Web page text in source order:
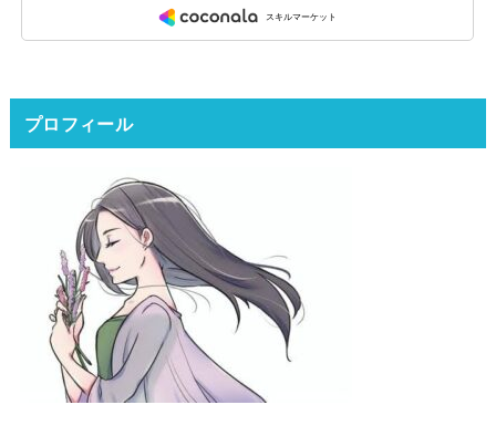
プロフィール